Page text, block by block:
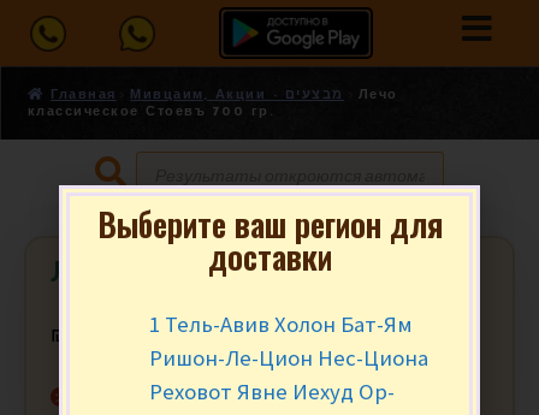
Главная Мивцаим, Акции - מבצעים
Лечо
классическое Стоевъ 700 гр.
Лечо классическое Стоевъ 700 гр.
₪ 14.90
Нет в наличии
Выберите ваш регион для
доставки
1 Тель-Авив Холон Бат-Ям
Ришон-Ле-Цион Нес-Циона
Реховот Явне Иехуд Ор-